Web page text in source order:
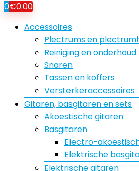
0€0.00
Accessoires
Plectrums en
Reiniging en onderhoud
Snaren
Tassen en koffers
Versterkeraccessoires
Gitaren, basgitaren en sets
Akoestische gitaren
Basgitaren
Electro-
Elektrische
Elektrische gitaren